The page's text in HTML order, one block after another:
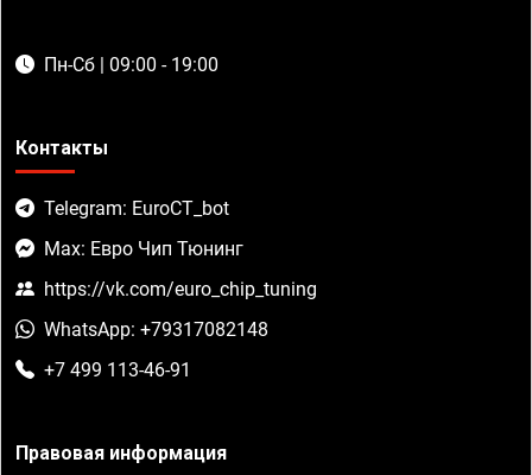
Пн-Сб | 09:00 - 19:00
Контакты
Telegram: EuroCT_bot
Max: Евро Чип Тюнинг
https://vk.com/euro_chip_tuning
WhatsApp: +79317082148
+7 499 113-46-91
Правовая информация